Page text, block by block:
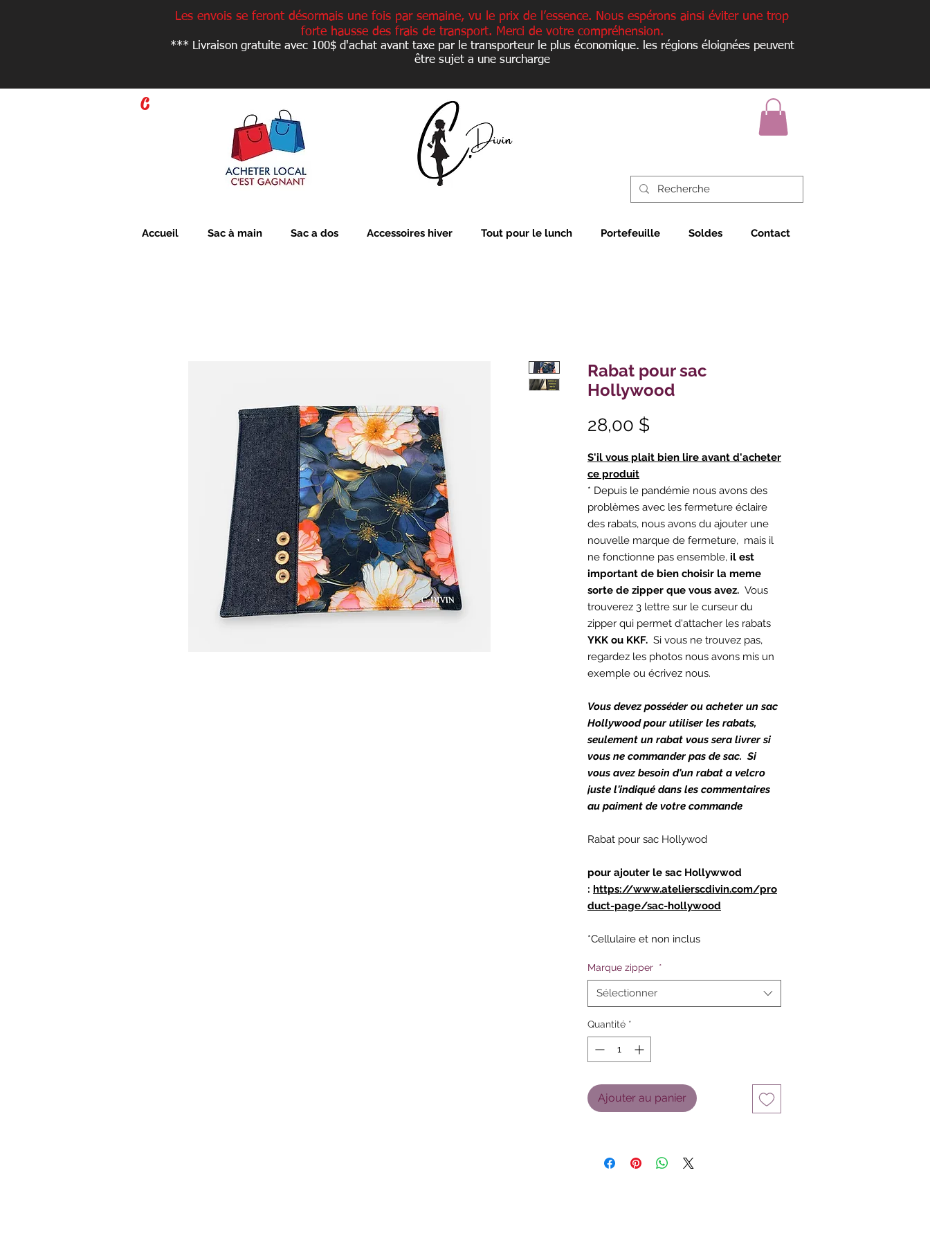
Les envois se feront désormais une fois par semaine, vu le prix de l’essence. Nous espérons ainsi éviter une trop
forte hausse des frais de transport. Merci de votre compréhension.
*** Livraison gratuite avec 100$ d'achat avant taxe par le transporteur le plus économique. les régions éloignées peuvent
être sujet a une surcharge
C
Accueil Sac à main Sac a dos Accessoires hiver Tout pour le lunch Portefeuille Soldes Contact
Rabat pour sac
Hollywood
28,00 $
S'il vous plait bien lire avant d'acheter
ce produit
* Depuis le pandémie nous avons des
problèmes avec les fermeture éclaire
des rabats, nous avons du ajouter une
nouvelle marque de fermeture, mais il
ne fonctionne pas ensemble, il est
important de bien choisir la meme
sorte de zipper que vous avez. Vous
trouverez 3 lettre sur le curseur du
zipper qui permet d'attacher les rabats
YKK ou KKF. Si vous ne trouvez pas,
regardez les photos nous avons mis un
exemple ou écrivez nous.
Vous devez posséder ou acheter un sac
Hollywood pour utiliser les rabats,
seulement un rabat vous sera livrer si
vous ne commander pas de sac. Si
vous avez besoin d'un rabat a velcro
juste l'indiqué dans les commentaires
au paiment de votre commande
Rabat pour sac Hollywod
pour ajouter le sac Hollywwod
: https://www.atelierscdivin.com/pro
duct-page/sac-hollywood
*Cellulaire et non inclus
Marque zipper *
Sélectionner
Quantité *
Ajouter au panier